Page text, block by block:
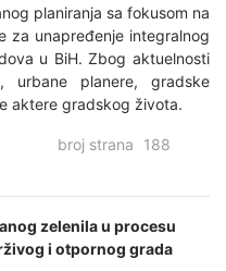
planiranja sa fokusom na
za unapređenje integralnog
u BiH. Zbog aktuelnosti
planere, gradske
aktere gradskog života.
0 broj strana 188
zelenila u procesu
i otpornog grada